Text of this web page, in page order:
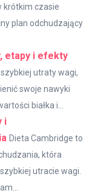
krótkim czasie
plan odchudzający
etapy i efekty
utraty wagi,
swoje nawyki
białka i...
i
Dieta Cambridge to
która
utracie wagi.